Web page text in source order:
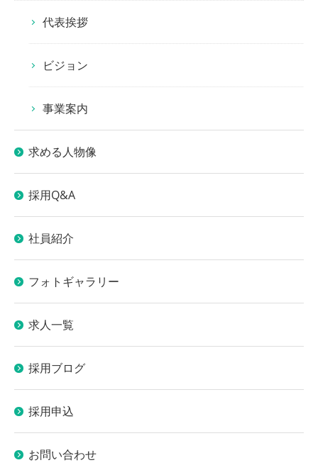
代表挨拶
ビジョン
事業案内
求める人物像
採用Q&A
社員紹介
フォトギャラリー
求人一覧
採用ブログ
採用申込
お問い合わせ